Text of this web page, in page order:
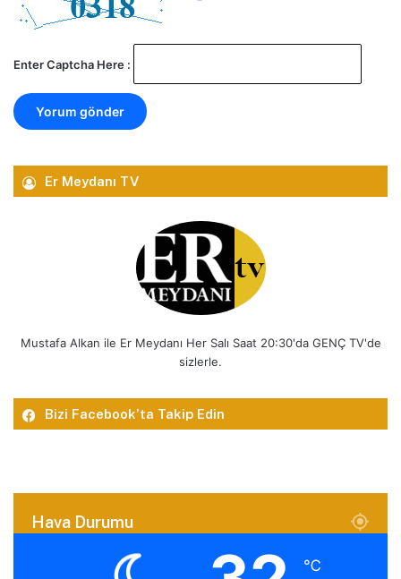
Enter Captcha Here :
Er Meydanı TV
Mustafa Alkan ile Er Meydanı Her Salı Saat 20:30'da GENÇ TV'de
sizlerle.
Bizi Facebook’ta Takip Edin
Hava Durumu
℃